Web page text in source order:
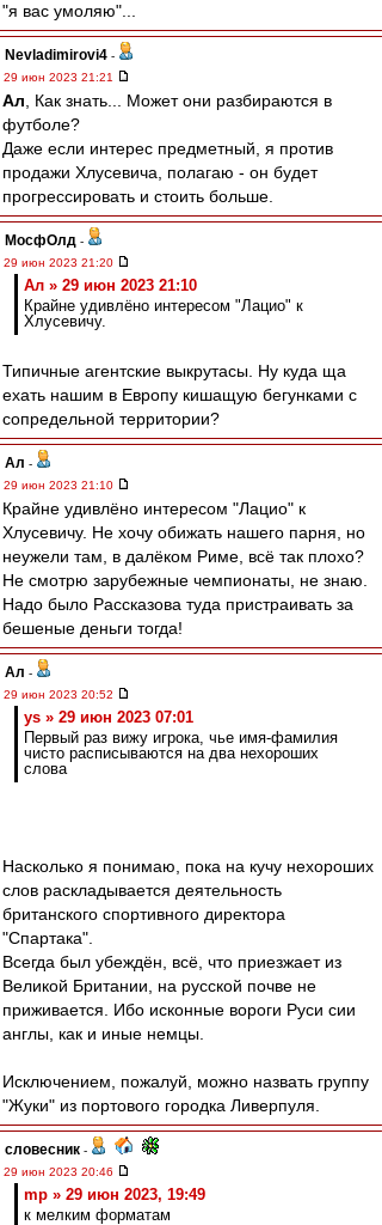
"я вас умоляю"...
Nevladimirovi4 -
29 июн 2023 21:21
Ал , Как знать... Может они разбираются в
футболе?
Даже если интерес предметный, я против
продажи Хлусевича, полагаю - он будет
прогрессировать и стоить больше.
МосфОлд -
29 июн 2023 21:20
Ал » 29 июн 2023 21:10
Крайне удивлёно интересом "Лацио" к
Хлусевичу.
Типичные агентские выкрутасы. Ну куда ща
ехать нашим в Европу кишащую бегунками с
сопредельной территории?
Ал -
29 июн 2023 21:10
Крайне удивлёно интересом "Лацио" к
Хлусевичу. Не хочу обижать нашего парня, но
неужели там, в далёком Риме, всё так плохо?
Не смотрю зарубежные чемпионаты, не знаю.
Надо было Рассказова туда пристраивать за
бешеные деньги тогда!
Ал -
29 июн 2023 20:52
ys » 29 июн 2023 07:01
Первый раз вижу игрока, чье имя-фамилия
чисто расписываются на два нехороших
слова
Насколько я понимаю, пока на кучу нехороших
слов раскладывается деятельность
британского спортивного директора
"Спартака".
Всегда был убеждён, всё, что приезжает из
Великой Британии, на русской почве не
приживается. Ибо исконные вороги Руси сии
англы, как и иные немцы.
Исключением, пожалуй, можно назвать группу
"Жуки" из портового городка Ливерпуля.
словесник -
29 июн 2023 20:46
mp » 29 июн 2023, 19:49
к мелким форматам